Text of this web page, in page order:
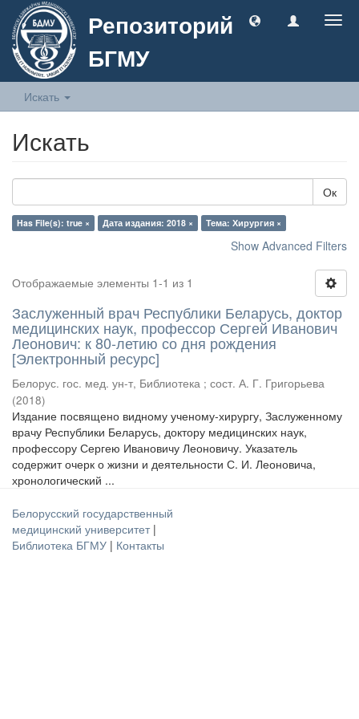
Репозиторий
БГМУ
Искать
Искать
Ок
Has File(s): true × Дата издания: 2018 × Тема: Хирургия ×
Show Advanced Filters
Отображаемые элементы 1-1 из 1
Заслуженный врач Республики Беларусь, доктор
медицинских наук, профессор Сергей Иванович
Леонович: к 80-летию со дня рождения
[Электронный ресурс]
Белорус. гос. мед. ун-т, Библиотека ; сост. А. Г. Григорьева
(2018)
Издание посвящено видному ученому-хирургу, Заслуженному
врачу Республики Беларусь, доктору медицинских наук,
профессору Сергею Ивановичу Леоновичу. Указатель
содержит очерк о жизни и деятельности С. И. Леоновича,
хронологический ...
Белорусский государственный
медицинский университет |
Библиотека БГМУ | Контакты